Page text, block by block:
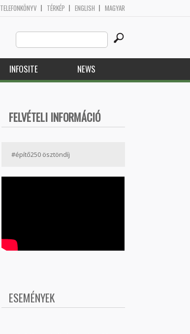
TELEFONKÖNYV TÉRKÉP ENGLISH MAGYAR
Search
this
site
INFOSITE NEWS
FELVÉTELI INFORMÁCIÓ
#építő250 ösztöndíj
ESEMÉNYEK